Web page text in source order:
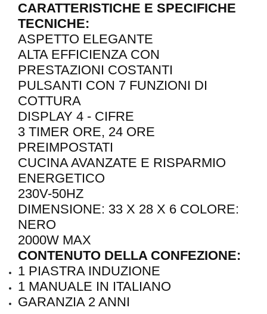
CARATTERISTICHE E SPECIFICHE
TECNICHE:
ASPETTO ELEGANTE
ALTA EFFICIENZA CON
PRESTAZIONI COSTANTI
PULSANTI CON 7 FUNZIONI DI
COTTURA
DISPLAY 4 - CIFRE
3 TIMER ORE, 24 ORE
PREIMPOSTATI
CUCINA AVANZATE E RISPARMIO
ENERGETICO
230V-50HZ
DIMENSIONE: 33 X 28 X 6 COLORE:
NERO
2000W MAX
CONTENUTO DELLA CONFEZIONE:
1 PIASTRA INDUZIONE
1 MANUALE IN ITALIANO
GARANZIA 2 ANNI